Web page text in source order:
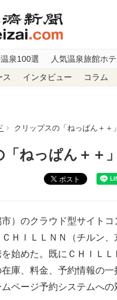
泉100選 人気温泉旅館ホ
ス インタビュー コラム
クリップスの「ねっぱん＋＋
「ねっぱん＋＋
ポスト
）のクラウド型サイト
ＨＩＬＬＮＮ（チルン
を始めた。既にＣＨＩＬ
庫、料金、予約情報の
ページ予約システムへの